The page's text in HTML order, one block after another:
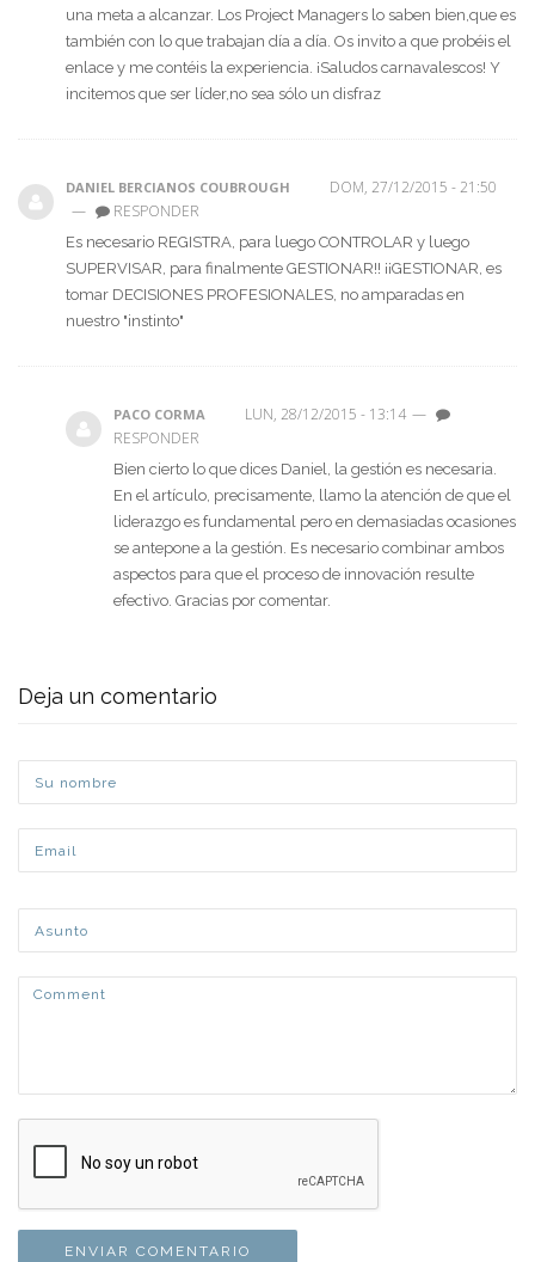
una meta a alcanzar. Los Project Managers lo saben bien,que es
también con lo que trabajan día a día. Os invito a que probéis el
enlace y me contéis la experiencia. ¡Saludos carnavalescos! Y
incitemos que ser líder,no sea sólo un disfraz
DANIEL BERCIANOS COUBROUGH
DOM, 27/12/2015 - 21:50
—
RESPONDER
Es necesario REGISTRA, para luego CONTROLAR y luego
SUPERVISAR, para finalmente GESTIONAR!! ¡¡GESTIONAR, es
tomar DECISIONES PROFESIONALES, no amparadas en
nuestro "instinto"
PACO CORMA LUN, 28/12/2015 - 13:14 —
RESPONDER
Bien cierto lo que dices Daniel, la gestión es necesaria.
En el artículo, precisamente, llamo la atención de que el
liderazgo es fundamental pero en demasiadas ocasiones
se antepone a la gestión. Es necesario combinar ambos
aspectos para que el proceso de innovación resulte
efectivo. Gracias por comentar.
Deja un comentario